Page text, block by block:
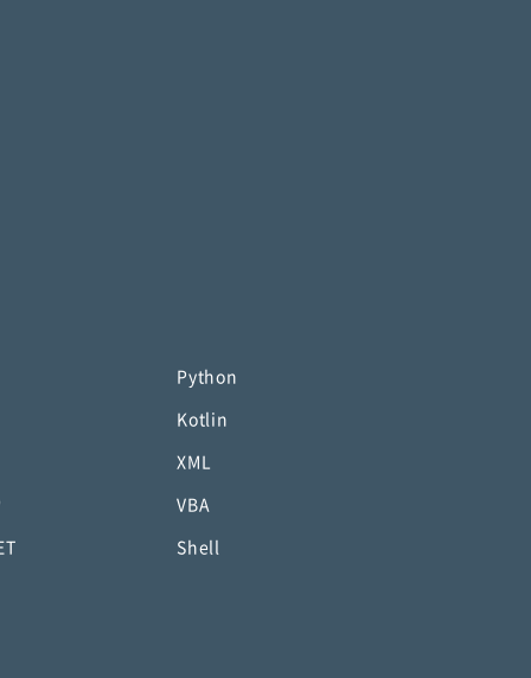
Python
Kotlin
XML
VBA
Shell